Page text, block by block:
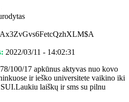
2022/03/11 - 14:02:31
100/17 apkūnus aktyvas nuo kovo
ir ieško universitete vaikino iki
laiškų ir sms su pilnu